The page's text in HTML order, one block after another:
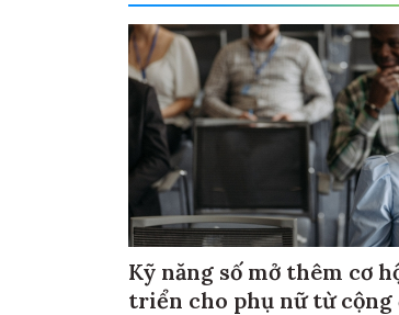
Kỹ năng số mở thêm cơ
triển cho phụ nữ từ cộng